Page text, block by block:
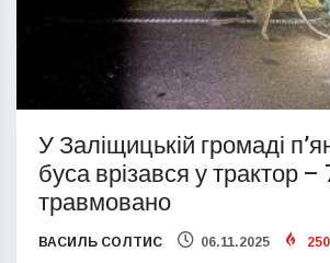
У Заліщицькій громаді
буса врізався у трактор
травмовано
ВАСИЛЬ СОЛТИС 06.11.2025 250